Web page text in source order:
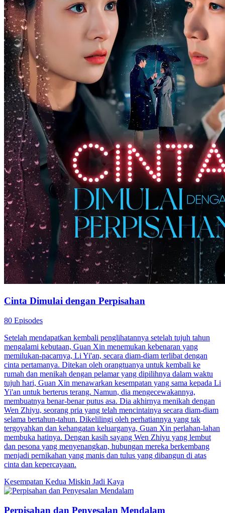
Cinta Dimulai dengan Perpisahan
80 Episodes
Setelah mendapatkan kembali penglihatannya setelah tujuh tahun
mengalami kebutaan, Guan Xin menemukan kebenaran yang
memilukan-pacarnya, Li Yi'an, secara diam-diam terlibat dengan
cinta pertamanya. Ditekan oleh orangtuanya untuk kembali ke
rumah dan menikah dengan pelamar yang dipilihnya dalam waktu
tujuh hari, Guan Xin menawarkan kesempatan yang sama kepada Li
Yi'an untuk berterus terang. Namun, dia mengecewakannya,
membuatnya benar-benar putus asa. Dia akhirnya menikah dengan
Wen Zhiyu, seorang pria yang telah mencintainya secara diam-diam
selama bertahun-tahun. Dikelilingi oleh perhatiannya yang tak
tergoyahkan dan kehangatan keluarganya, Guan Xin perlahan-lahan
membuka hatinya. Dengan kasih sayang Wen Zhiyu yang lembut
dan pesona yang menyenangkan, hubungan mereka berkembang
menjadi pernikahan yang manis dan tulus yang dibangun di atas
cinta dan kepercayaan.
Kesempatan Kedua Miskin Jadi Kaya
Perpisahan dan Penyesalan Mendalam